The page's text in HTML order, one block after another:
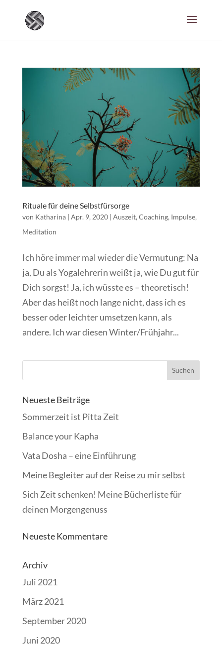
Rituale für deine Selbstfürsorge
von Katharina| Apr. 9, 2020| Auszeit, Coaching, Impulse,
Meditation
Ich höre immer mal wieder die Vermutung: Na
ja, Du als Yogalehrerin weißt ja, wie Du gut für
Dich sorgst! Ja, ich wüsste es – theoretisch!
Aber das heißt noch lange nicht, dass ich es
besser oder leichter umsetzen kann, als
andere. Ich war diesen Winter/Frühjahr...
Neueste Beiträge
Sommerzeit ist Pitta Zeit
Balance your Kapha
Vata Dosha – eine Einführung
Meine Begleiter auf der Reise zu mir selbst
Sich Zeit schenken! Meine Bücherliste für
deinen Morgengenuss
Neueste Kommentare
Archiv
Juli 2021
März 2021
September 2020
Juni 2020